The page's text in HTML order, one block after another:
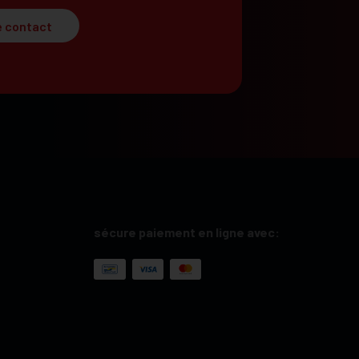
contact
sécure paiement en ligne avec: